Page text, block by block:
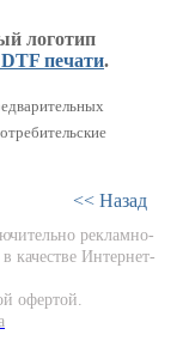
логотип
печати.
<< Назад
рекламно-
качестве Интернет-
офертой.